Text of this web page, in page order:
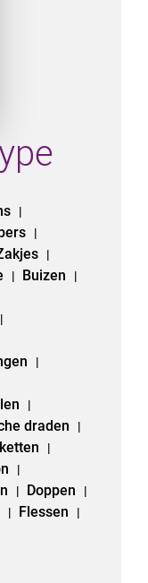
|
|
|
| Buizen |
|
|
|
draden |
|
|
| Doppen |
| Flessen |